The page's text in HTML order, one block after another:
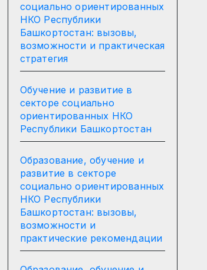
социально ориентированных
НКО Республики
Башкортостан: вызовы,
возможности и практическая
стратегия
Обучение и развитие в
секторе социально
ориентированных НКО
Республики Башкортостан
Образование, обучение и
развитие в секторе
социально ориентированных
НКО Республики
Башкортостан: вызовы,
возможности и
практические рекомендации